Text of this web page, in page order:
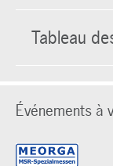
Tableau
Événements à